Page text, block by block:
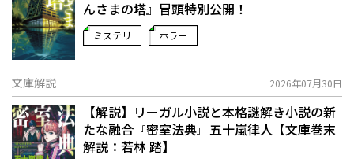
んさまの塔』冒頭特別公開！
ミステリ ホラー
文庫解説 2026年07月30日
【解説】リーガル小説と本格謎解き小説の新
たな融合――『密室法典』五十嵐律人【文庫巻末
解説：若林 踏】